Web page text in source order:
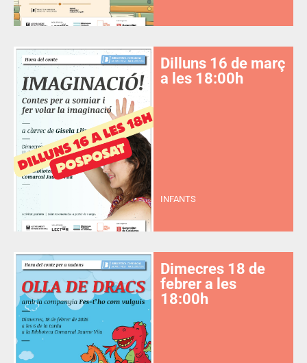
Dilluns 16 de març
a les 18:00h
INFANTS
Dimecres 18 de
febrer a les
18:00h